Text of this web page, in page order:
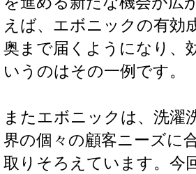
えば、エボニックの有効
奥まで届くようになり、
いうのはその一例です。
またエボニックは、洗濯
界の個々の顧客ニーズに
取りそろえています。今